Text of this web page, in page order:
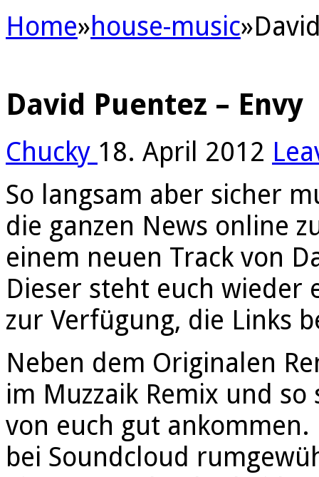
Home»house-music»
David Puentez – Envy
Chucky 18. April 2012
So langsam aber sicher
die ganzen News online
einem neuen Track von
Dieser steht euch wieder
zur Verfügung, die Links
Neben dem Originalen
im Muzzaik Remix und
von euch gut
bei Soundcloud